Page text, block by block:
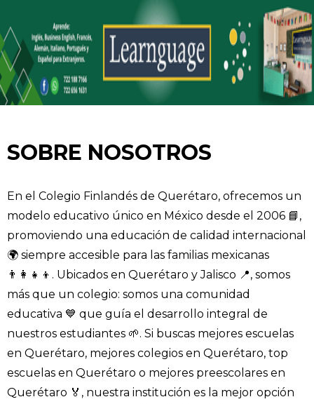
SOBRE NOSOTROS
En el Colegio Finlandés de Querétaro, ofrecemos un
modelo educativo único en México desde el 2006 📘,
promoviendo una educación de calidad internacional
🌍 siempre accesible para las familias mexicanas
👨‍👩‍👧‍👦. Ubicados en Querétaro y Jalisco 📍, somos
más que un colegio: somos una comunidad
educativa 💙 que guía el desarrollo integral de
nuestros estudiantes 🌱. Si buscas mejores escuelas
en Querétaro, mejores colegios en Querétaro, top
escuelas en Querétaro o mejores preescolares en
Querétaro 🏅, nuestra institución es la mejor opción